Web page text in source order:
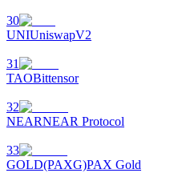
Afiliaci Bitrue
30
UNIUniswapV2
31
TAOBittensor
32
NEARNEAR Protocol
33
GOLD(PAXG)PAX Gold